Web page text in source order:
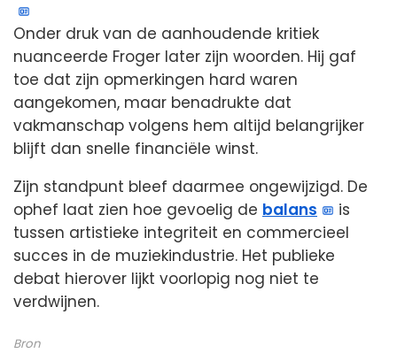
Onder druk van de aanhoudende kritiek
nuanceerde Froger later zijn woorden. Hij gaf
toe dat zijn opmerkingen hard waren
aangekomen, maar benadrukte dat
vakmanschap volgens hem altijd belangrijker
blijft dan snelle financiële winst.
Zijn standpunt bleef daarmee ongewijzigd. De
ophef laat zien hoe gevoelig de balans
is
tussen artistieke integriteit en commercieel
succes in de muziekindustrie. Het publieke
debat hierover lijkt voorlopig nog niet te
verdwijnen.
Bron